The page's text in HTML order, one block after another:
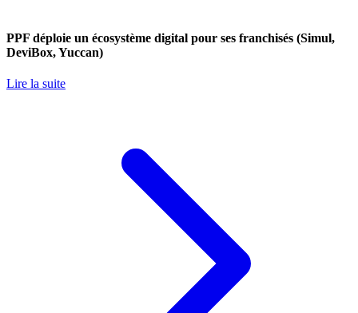
PPF déploie un écosystème digital pour ses franchisés (Simul,
DeviBox, Yuccan)
Lire la suite